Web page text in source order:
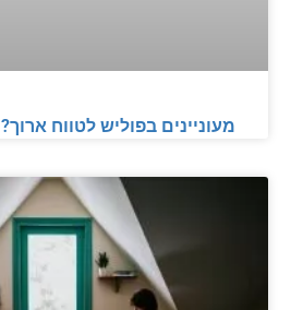
מעוניינים בפוליש לטווח ארוך?